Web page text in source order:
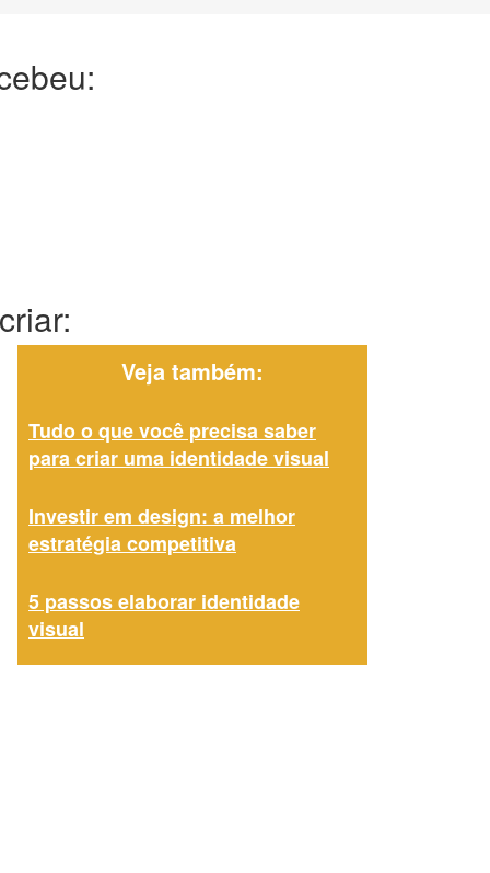
Veja também:
Tudo o que você precisa saber
para criar uma identidade visual
Investir em design: a melhor
estratégia competitiva
5 passos elaborar identidade
visual